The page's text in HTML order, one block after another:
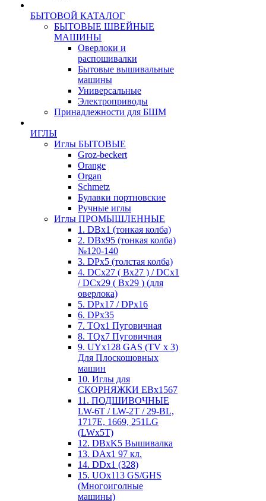
БЫТОВОЙ КАТАЛОГ
БЫТОВЫЕ ШВЕЙНЫЕ
МАШИНЫ
Оверлоки и
распошивалки
Бытовые вышивальные
машины
Универсальные
Электроприводы
Принадлежности для БШМ
ИГЛЫ
Иглы БЫТОВЫЕ
Groz-beckert
Orange
Organ
Schmetz
Булавки портновские
Ручные иглы
Иглы ПРОМЫШЛЕННЫЕ
1. DBx1 (тонкая колба)
2. DBx95 (тонкая колба)
№120-140
3. DPx5 (толстая колба)
4. DCx27 ( Bx27 ) / DCx1
/ DCx29 ( Bx29 ) (для
оверлока)
5. DPx17 / DPx16
6. DPx35
7. TQx1 Пуговичная
8. TQx7 Пуговичная
9. UYx128 GAS (TV x 3)
Для Плоскошовных
машин
10. Иглы для
СКОРНЯЖКИ EBx1567
11. ПОДШИВОЧНЫЕ
LW-6T / LW-2T / 29-BL,
1717E, 1669, 251LG
(LWx5T)
12. DBxK5 Вышивалка
13. DAx1 97 кл.
14. DDx1 (328)
15. UOx113 GS/GHS
(Многоиголные
машины)